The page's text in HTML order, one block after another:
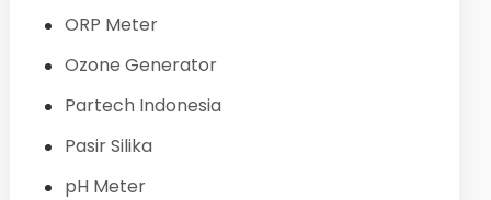
ORP Meter
Ozone Generator
Partech Indonesia
Pasir Silika
pH Meter